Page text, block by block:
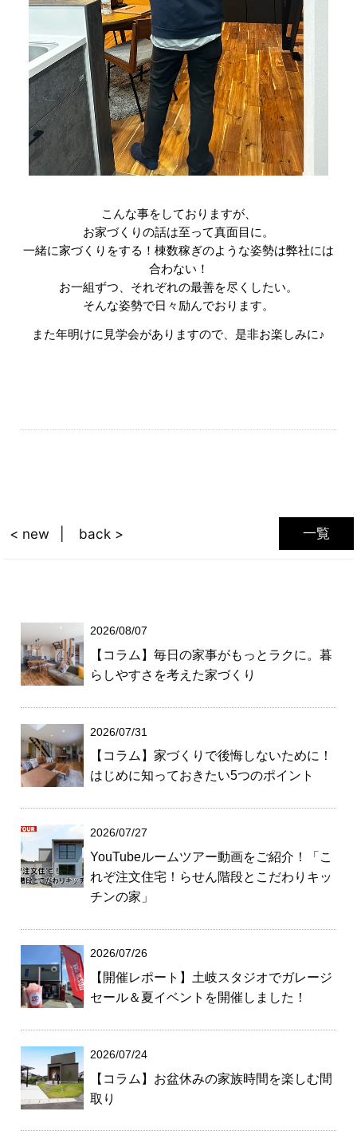
こんな事をしておりますが、
お家づくりの話は至って真面目に。
一緒に家づくりをする！棟数稼ぎのような姿勢は弊社には
合わない！
お一組ずつ、それぞれの最善を尽くしたい。
そんな姿勢で日々励んでおります。
また年明けに見学会がありますので、是非お楽しみに♪
一覧
< new back >
2026/08/07
【コラム】毎日の家事がもっとラクに。暮
らしやすさを考えた家づくり
2026/07/31
【コラム】家づくりで後悔しないために！
はじめに知っておきたい5つのポイント
2026/07/27
YouTubeルームツアー動画をご紹介！「こ
れぞ注文住宅！らせん階段とこだわりキッ
チンの家」
2026/07/26
【開催レポート】土岐スタジオでガレージ
セール＆夏イベントを開催しました！
2026/07/24
【コラム】お盆休みの家族時間を楽しむ間
取り